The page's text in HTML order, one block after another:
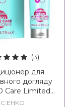
(3)
для
догляду
Care Limited
Intense Care
C:EHKO